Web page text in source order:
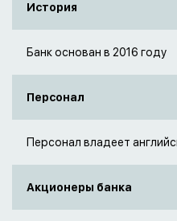
История
Банк основан в 2016 году
Персонал
Персонал владеет
Акционеры банка